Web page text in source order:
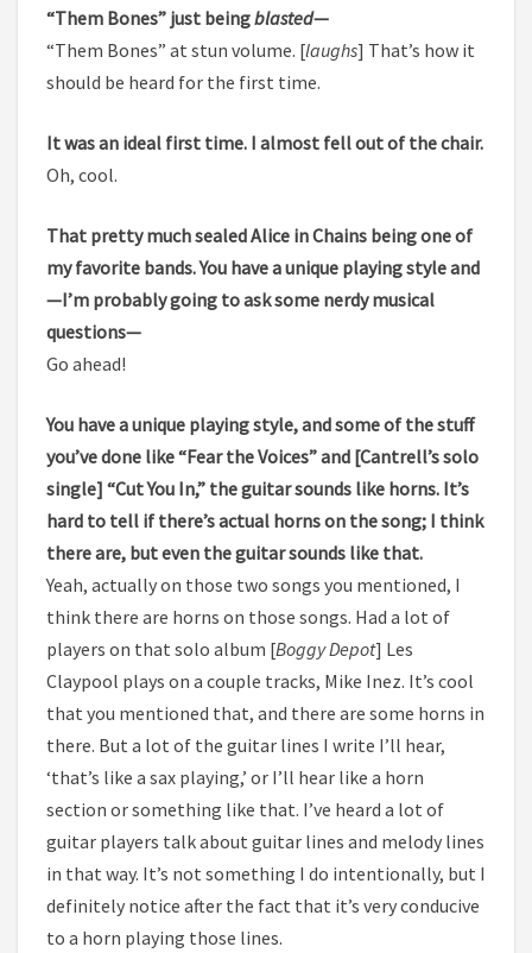
“Them Bones” just beingblasted—
“Them Bones” at stun volume. [laughs] That’s how it
should be heard for the first time.
It was an ideal first time. I almost fell out of the chair.
Oh, cool.
That pretty much sealed Alice in Chains being one of
my favorite bands. You have a unique playing style and
—I’m probably going to ask some nerdy musical
questions—
Go ahead!
You have a unique playing style, and some of the stuff
you’ve done like “Fear the Voices” and [Cantrell’s solo
single] “Cut You In,” the guitar sounds like horns. It’s
hard to tell if there’s actual horns on the song; I think
there are, but even the guitar sounds like that.
Yeah, actually on those two songs you mentioned, I
think there are horns on those songs. Had a lot of
players on that solo album [Boggy Depot] Les
Claypool plays on a couple tracks, Mike Inez. It’s cool
that you mentioned that, and there are some horns in
there. But a lot of the guitar lines I write I’ll hear,
‘that’s like a sax playing,’ or I’ll hear like a horn
section or something like that. I’ve heard a lot of
guitar players talk about guitar lines and melody lines
in that way. It’s not something I do intentionally, but I
definitely notice after the fact that it’s very conducive
to a horn playing those lines.